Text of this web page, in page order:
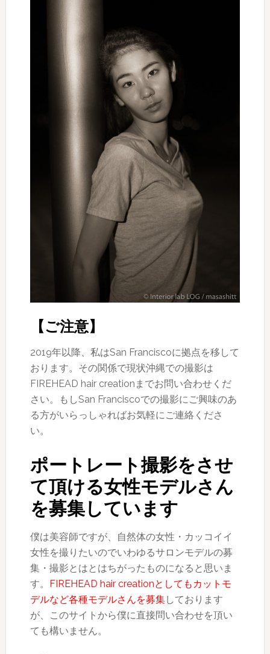
【ご注意】
2019年以降、私はSan Franciscoに拠点を移して
おります。その関係で現状沖縄での撮影は
FIREHEAD hair creationまでお問い合わせくだ
さい。もしSan Franciscoでの撮影にご興味のあ
る方がいらっしゃればお気軽にご連絡くださ
い。
ポートレート撮影をさせ
て頂ける女性モデルさん
を募集しています
僕は美容師ですが、自然体の女性・カッコイイ
女性を撮りたいのでいわゆるサロンモデルの募
集・撮影とはとはちがったものになると思いま
す。
FIREHEAD hair creationとしてもカットモ
デルなど各種モデルさんを募集しております
が、このサイトから僕に直接問い合わせを頂い
ても構いません。